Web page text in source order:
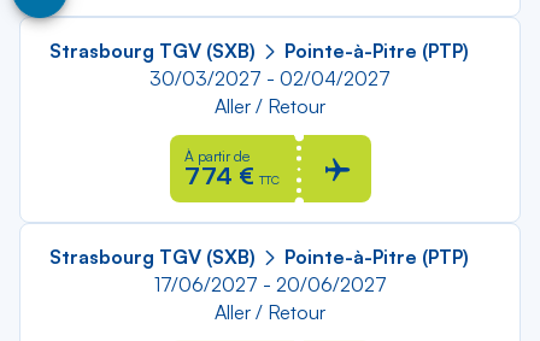
Strasbourg TGV (SXB)
Pointe-à-Pitre (PTP)
30/03/2027 - 02/04/2027
Aller / Retour
À partir de
774 € TTC
Strasbourg TGV (SXB)
Pointe-à-Pitre (PTP)
17/06/2027 - 20/06/2027
Aller / Retour